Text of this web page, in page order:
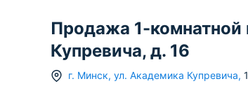
Продажа 1-комнатной
Купревича, д. 16
г. Минск, ул. Академика Купревича,